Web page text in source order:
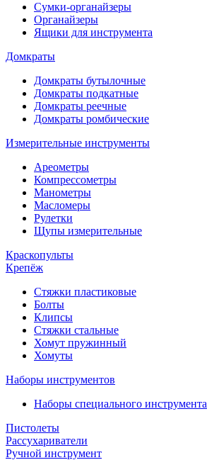
Сумки-органайзеры
Органайзеры
Ящики для инструмента
Домкраты
Домкраты бутылочные
Домкраты подкатные
Домкраты реечные
Домкраты ромбические
Измерительные инструменты
Ареометры
Компрессометры
Манометры
Масломеры
Рулетки
Щупы измерительные
Краскопульты
Крепёж
Стяжки пластиковые
Болты
Клипсы
Стяжки стальные
Хомут пружинный
Хомуты
Наборы инструментов
Наборы специального инструмента
Пистолеты
Рассухариватели
Ручной инструмент